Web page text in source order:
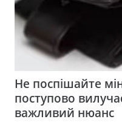
Не поспішайте
поступово
важливий нюанс